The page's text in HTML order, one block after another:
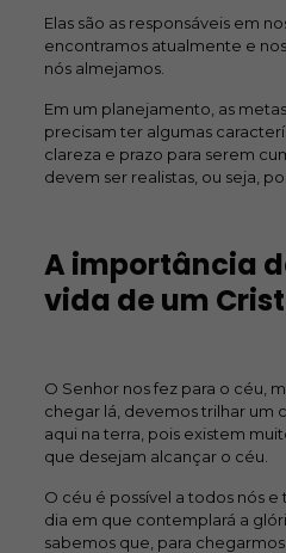
Elas são as responsáveis em
encontramos atualmente e
nós almejamos.
Em um planejamento, as
precisam ter algumas
clareza e prazo para serem
devem ser realistas, ou seja,
A importância
vida de um
O Senhor nos fez para o céu,
chegar lá, devemos trilhar um
aqui na terra, pois existem
que desejam alcançar o céu.
O céu é possível a todos nós
dia em que contemplará a
sabemos que, para